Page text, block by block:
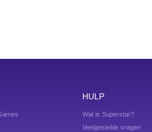
HULP
Wat is Superstar?
Veelgestelde vragen